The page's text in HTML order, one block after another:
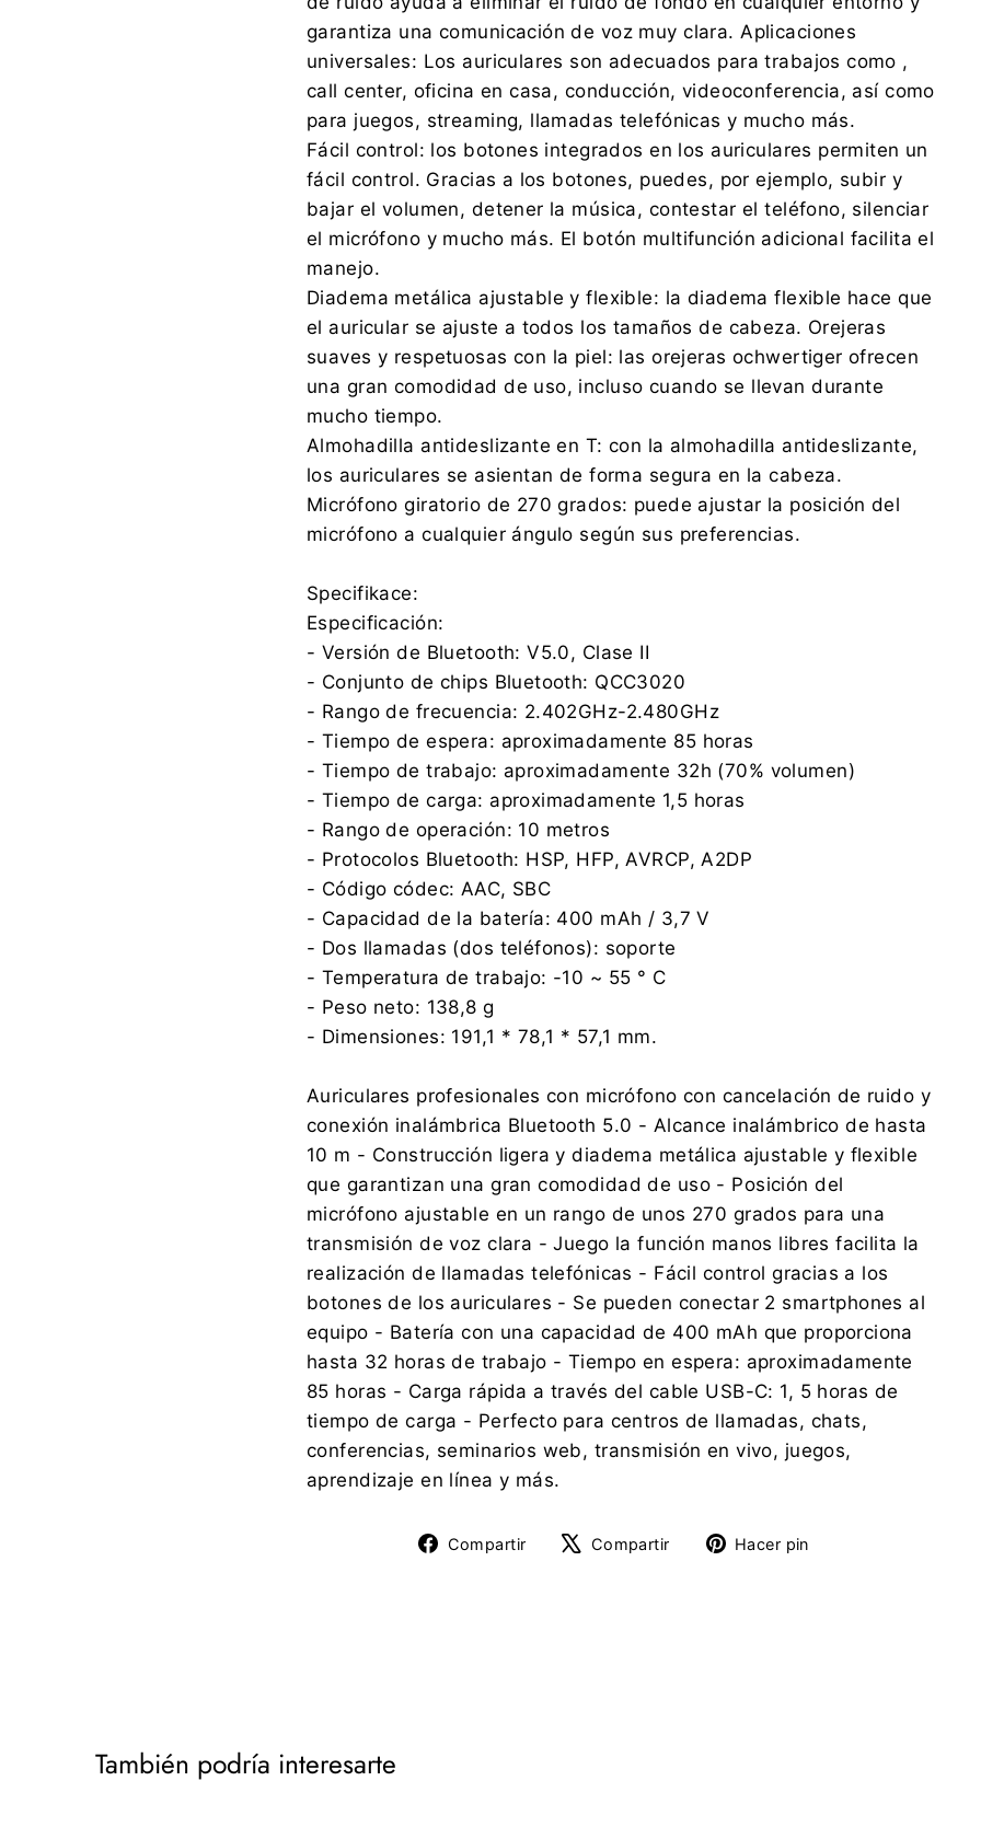
garantiza una comunicación de voz muy clara. Aplicaciones
universales: Los auriculares son adecuados para trabajos como ,
call center, oficina en casa, conducción, videoconferencia, así como
para juegos, streaming, llamadas telefónicas y mucho más.
Fácil control: los botones integrados en los auriculares permiten un
fácil control. Gracias a los botones, puedes, por ejemplo, subir y
bajar el volumen, detener la música, contestar el teléfono, silenciar
el micrófono y mucho más. El botón multifunción adicional facilita el
manejo.
Diadema metálica ajustable y flexible: la diadema flexible hace que
el auricular se ajuste a todos los tamaños de cabeza. Orejeras
suaves y respetuosas con la piel: las orejeras ochwertiger ofrecen
una gran comodidad de uso, incluso cuando se llevan durante
mucho tiempo.
Almohadilla antideslizante en T: con la almohadilla antideslizante,
los auriculares se asientan de forma segura en la cabeza.
Micrófono giratorio de 270 grados: puede ajustar la posición del
micrófono a cualquier ángulo según sus preferencias.
Specifikace:
Especificación:
- Versión de Bluetooth: V5.0, Clase II
- Conjunto de chips Bluetooth: QCC3020
- Rango de frecuencia: 2.402GHz-2.480GHz
- Tiempo de espera: aproximadamente 85 horas
- Tiempo de trabajo: aproximadamente 32h (70% volumen)
- Tiempo de carga: aproximadamente 1,5 horas
- Rango de operación: 10 metros
- Protocolos Bluetooth: HSP, HFP, AVRCP, A2DP
- Código códec: AAC, SBC
- Capacidad de la batería: 400 mAh / 3,7 V
- Dos llamadas (dos teléfonos): soporte
- Temperatura de trabajo: -10 ~ 55 ° C
- Peso neto: 138,8 g
- Dimensiones: 191,1 * 78,1 * 57,1 mm.
Auriculares profesionales con micrófono con cancelación de ruido y
conexión inalámbrica Bluetooth 5.0 - Alcance inalámbrico de hasta
10 m - Construcción ligera y diadema metálica ajustable y flexible
que garantizan una gran comodidad de uso - Posición del
micrófono ajustable en un rango de unos 270 grados para una
transmisión de voz clara - Juego la función manos libres facilita la
realización de llamadas telefónicas - Fácil control gracias a los
botones de los auriculares - Se pueden conectar 2 smartphones al
equipo - Batería con una capacidad de 400 mAh que proporciona
hasta 32 horas de trabajo - Tiempo en espera: aproximadamente
85 horas - Carga rápida a través del cable USB-C: 1, 5 horas de
tiempo de carga - Perfecto para centros de llamadas, chats,
conferencias, seminarios web, transmisión en vivo, juegos,
aprendizaje en línea y más.
Compartir
Compartir
Compartir
TuitearHacer pin
También podría interesarte